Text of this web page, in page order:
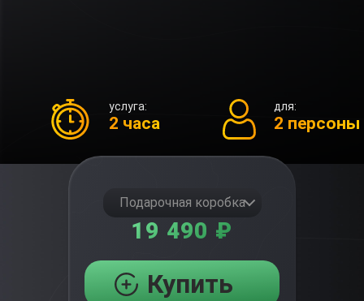
услуга:
2 часа
для:
2 персоны
Подарочная коробка
19 490 ₽
Купить